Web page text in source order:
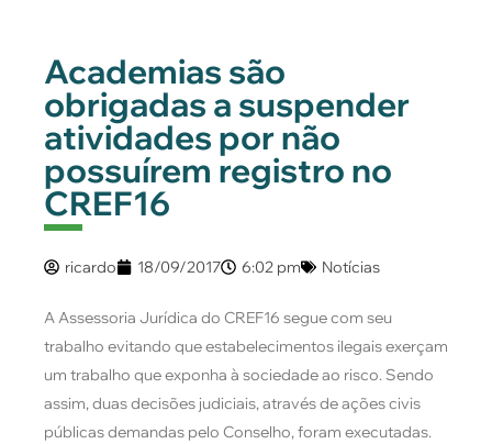
Academias são
obrigadas a suspender
atividades por não
possuírem registro no
CREF16
ricardo 18/09/2017 6:02 pm Notícias
A Assessoria Jurídica do CREF16 segue com seu
trabalho evitando que estabelecimentos ilegais exerçam
um trabalho que exponha à sociedade ao risco. Sendo
assim, duas decisões judiciais, através de ações civis
públicas demandas pelo Conselho, foram executadas.